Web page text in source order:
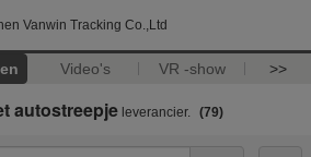
Vanwin Tracking Co.,Ltd
Video's VR -show >>
autostreepje leverancier. (79)